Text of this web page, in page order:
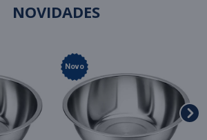
NOVIDADES
Novo